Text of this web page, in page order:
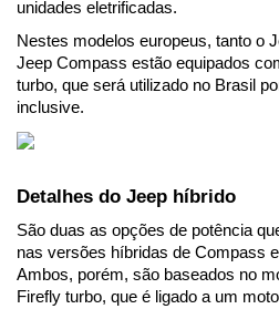
unidades eletrificadas.
Nestes modelos europeus, tanto o
Jeep Compass estão equipados
turbo, que será utilizado no Brasil
inclusive.
Detalhes do Jeep híbrido
São duas as opções de potência
nas versões híbridas de Compass
Ambos, porém, são baseados no
Firefly turbo, que é ligado a um